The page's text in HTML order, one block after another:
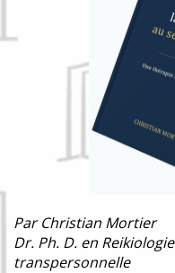
Par Christian Mortier
Dr. Ph. D. en
transpersonnelle